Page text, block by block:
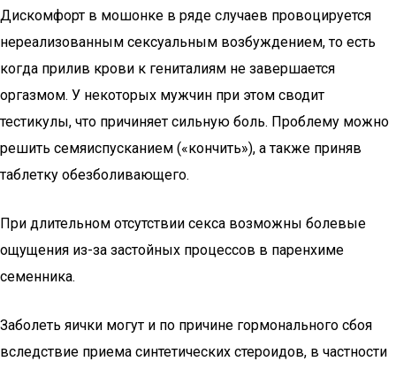
Дискомфорт в мошонке в ряде случаев провоцируется
нереализованным сексуальным возбуждением, то есть
когда прилив крови к гениталиям не завершается
оргазмом. У некоторых мужчин при этом сводит
тестикулы, что причиняет сильную боль. Проблему можно
решить семяиспусканием («кончить»), а также приняв
таблетку обезболивающего.
При длительном отсутствии секса возможны болевые
ощущения из-за застойных процессов в паренхиме
семенника.
Заболеть яички могут и по причине гормонального сбоя
вследствие приема синтетических стероидов, в частности